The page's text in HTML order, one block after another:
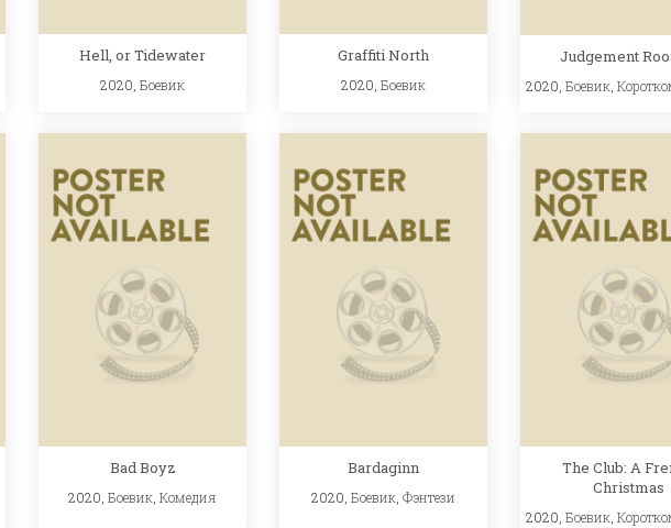
Hell, or Tidewater
2020, Боевик
Graffiti North
2020, Боевик
Judgement
2020, Боевик,
Bad Boyz
2020, Боевик Комедия
Bardaginn
2020, Боевик Фэнтези
The Club: A
Christmas
2020, Боевик,